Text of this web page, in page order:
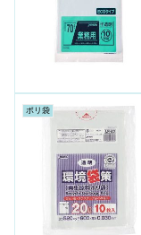
ポリ袋